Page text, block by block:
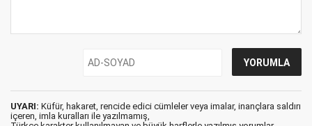
UYARI: Küfür, hakaret, rencide edici cümleler veya imalar, inançlara saldırı
içeren, imla kuralları ile yazılmamış,